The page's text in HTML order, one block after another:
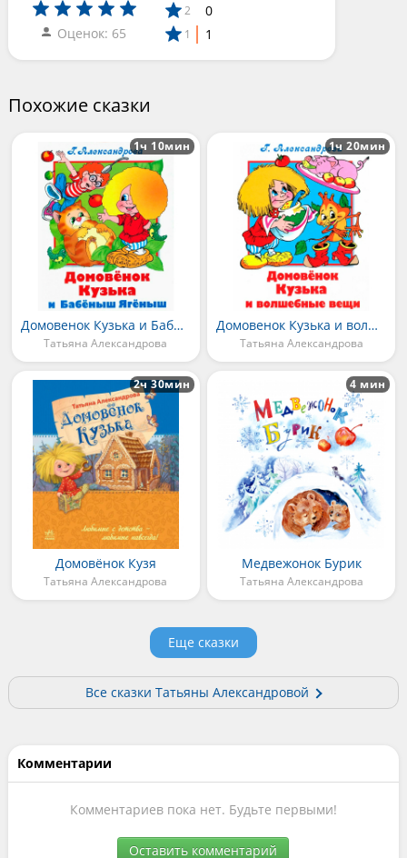
Оценок: 65
2 0
1 1
Похожие сказки
Домовенок Кузька и Бабёныш-Ягёныш
Татьяна Александрова
1ч 10мин
Домовенок Кузька и волшебные вещи
Татьяна Александрова
1ч 20мин
Домовёнок Кузя
Татьяна Александрова
2ч 30мин
Медвежонок Бурик
Татьяна Александрова
4 мин
Еще сказки
Все сказки Татьяны Александровой
Комментарии
Комментариев пока нет. Будьте первыми!
Оставить комментарий